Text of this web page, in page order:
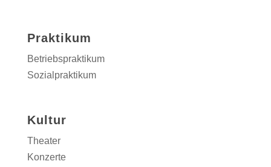
Praktikum
Betriebspraktikum
Sozialpraktikum
Kultur
Theater
Konzerte